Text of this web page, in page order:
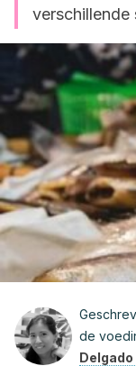
verschillende
de